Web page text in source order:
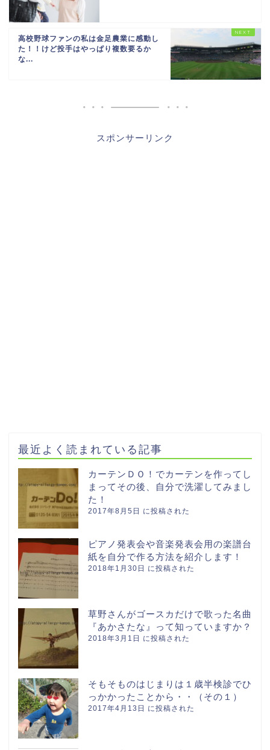
高校野球ファンの私は金足農業に感動し
た！！けど投手はやっぱり複数要るか
な...
スポンサーリンク
最近よく読まれている記事
カーテンＤＯ！でカーテンを作ってし
まってその後、自分で洗濯してみまし
た！
2017年8月5日 に投稿された
ピアノ発表会や音楽発表会用の楽譜台
紙を自分で作る方法を紹介します！
2018年1月30日 に投稿された
草野さんがゴースカだけで歌った名曲
『あかさたな』って知っていますか？
2018年3月1日 に投稿された
そもそものはじまりは１歳半検診でひ
っかかったことから・・（その１）
2017年4月13日 に投稿された